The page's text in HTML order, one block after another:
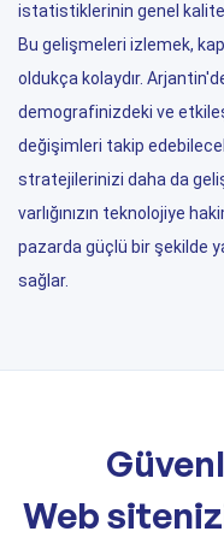
istatistiklerinin genel
Bu gelişmeleri izlemek,
oldukça kolaydır.
demografinizdeki ve
değişimleri takip
stratejilerinizi daha da
varlığınızın teknolojiye
pazarda güçlü bir şekilde
sağlar.
Web